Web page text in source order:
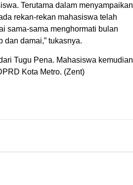
Terutama dalam menyampaikan
rekan-rekan mahasiswa telah
sama-sama menghormati bulan
dan damai,” tukasnya.
Tugu Pena. Mahasiswa kemudian
Kota Metro. (Zent)